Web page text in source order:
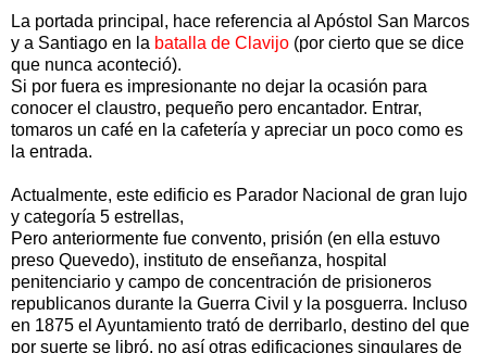
La portada principal, hace referencia al Apóstol San Marcos
y a Santiago en la batalla de Clavijo (por cierto que se dice
que nunca aconteció).
Si por fuera es impresionante no dejar la ocasión para
conocer el claustro, pequeño pero encantador. Entrar,
tomaros un café en la cafetería y apreciar un poco como es
la entrada.
Actualmente, este edificio es Parador Nacional de gran lujo
y categoría 5 estrellas,
Pero anteriormente fue convento, prisión (en ella estuvo
preso Quevedo), instituto de enseñanza, hospital
penitenciario y campo de concentración de prisioneros
republicanos durante la Guerra Civil y la posguerra. Incluso
en 1875 el Ayuntamiento trató de derribarlo, destino del que
por suerte se libró, no así otras edificaciones singulares de